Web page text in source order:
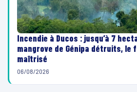
Incendie à Ducos : jusqu’à 7
mangrove de Génipa détruits, le
maîtrisé
06/08/2026